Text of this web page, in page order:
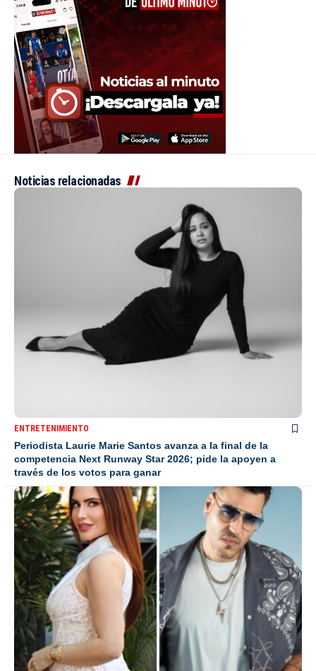
Noticias relacionadas
ENTRETENIMIENTO
Periodista Laurie Marie Santos avanza a la final de la
competencia Next Runway Star 2026; pide la apoyen a
través de los votos para ganar